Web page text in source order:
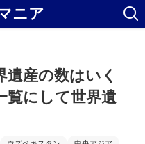
ニア
産の数はいく
覧にして世界遺